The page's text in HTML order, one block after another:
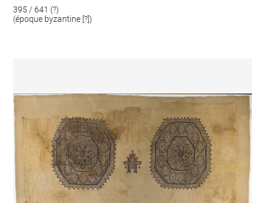
395 / 641 (?)
(époque byzantine [?])